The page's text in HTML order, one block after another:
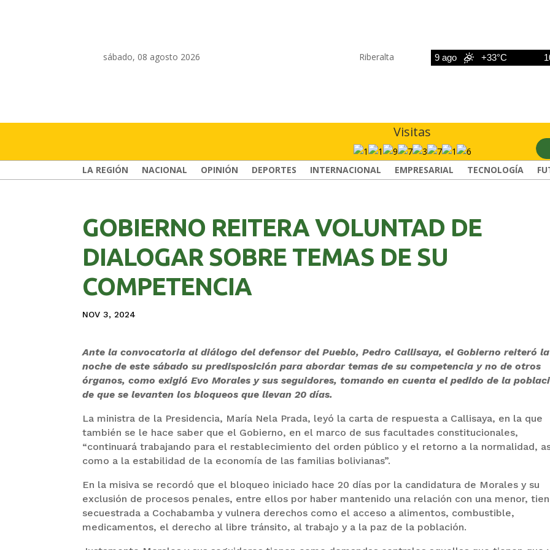
sábado, 08 agosto 2026 Riberalta
+33°C 9 ago +33°C 10
Visitas
LA REGIÓN NACIONAL OPINIÓN DEPORTES INTERNACIONAL EMPRESARIAL TECNOLOGÍA
GOBIERNO REITERA VOLUNTAD DE
DIALOGAR SOBRE TEMAS DE SU
COMPETENCIA
NOV 3, 2024
Ante la convocatoria al diálogo del defensor del Pueblo, Pedro Callisaya, el Gobierno reiteró la
noche de este sábado su predisposición para abordar temas de su competencia y no de otros
órganos, como exigió Evo Morales y sus seguidores, tomando en cuenta el pedido de la
de que se levanten los bloqueos que llevan 20 días.
La ministra de la Presidencia, María Nela Prada, leyó la carta de respuesta a Callisaya, en la que
también se le hace saber que el Gobierno, en el marco de sus facultades constitucionales,
“continuará trabajando para el restablecimiento del orden público y el retorno a la normalidad,
como a la estabilidad de la economía de las familias bolivianas”.
En la misiva se recordó que el bloqueo iniciado hace 20 días por la candidatura de Morales y su
exclusión de procesos penales, entre ellos por haber mantenido una relación con una menor,
secuestrada a Cochabamba y vulnera derechos como el acceso a alimentos, combustible,
medicamentos, el derecho al libre tránsito, al trabajo y a la paz de la población.